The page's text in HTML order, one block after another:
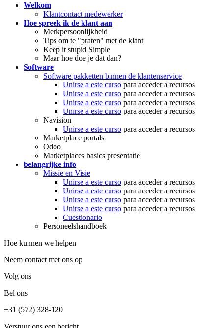
Welkom
Klantcontact medewerker
Hoe spreek ik de klant aan
Merkpersoonlijkheid
Tips om te "praten" met de klant
Keep it stupid Simple
Maar hoe doe je dat dan?
Software
Software pakketten binnen de klantenservice
Unirse a este curso para acceder a recursos
Unirse a este curso para acceder a recursos
Unirse a este curso para acceder a recursos
Unirse a este curso para acceder a recursos
Navision
Unirse a este curso para acceder a recursos
Marketplace portals
Odoo
Marketplaces basics presentatie
belangrijke info
Missie en Visie
Unirse a este curso para acceder a recursos
Unirse a este curso para acceder a recursos
Unirse a este curso para acceder a recursos
Unirse a este curso para acceder a recursos
Cuestionario
Personeelshandboek
Hoe kunnen we helpen
Neem contact met ons op
Volg ons
Bel ons
+31 (572) 328-120
Verstuur ons een bericht